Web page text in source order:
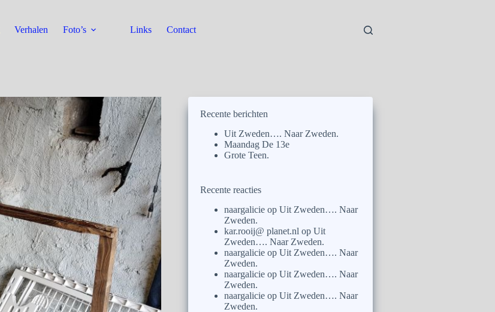
Verhalen Foto’s Links Contact
Recente berichten
Uit Zweden…. Naar Zweden.
Maandag De 13e
Grote Teen.
Recente reacties
naargalicie opUit Zweden…. Naar
Zweden.
kar.rooij@ planet.nl opUit
Zweden…. Naar Zweden.
naargalicie opUit Zweden…. Naar
Zweden.
naargalicie opUit Zweden…. Naar
Zweden.
naargalicie opUit Zweden…. Naar
Zweden.